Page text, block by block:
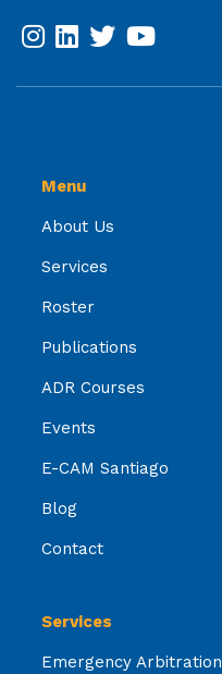
Menu
About Us
Services
Roster
Publications
ADR Courses
Events
E-CAM Santiago
Blog
Contact
Services
Emergency Arbitration